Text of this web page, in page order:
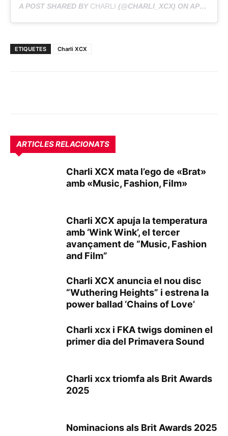
A POST SHARED BY CHARLI (@CHARLI_XCX) ONAPR 6, 2020 AT 12:08PM PDT
ETIQUETES Charli XCX
ARTICLES RELACIONATS
Charli XCX mata l’ego de «Brat»
amb «Music, Fashion, Film»
Charli XCX apuja la temperatura
amb ‘Wink Wink’, el tercer
avançament de “Music, Fashion
and Film”
Charli XCX anuncia el nou disc
“Wuthering Heights” i estrena la
power ballad ‘Chains of Love’
Charli xcx i FKA twigs dominen el
primer dia del Primavera Sound
Charli xcx triomfa als Brit Awards
2025
Nominacions als Brit Awards 2025